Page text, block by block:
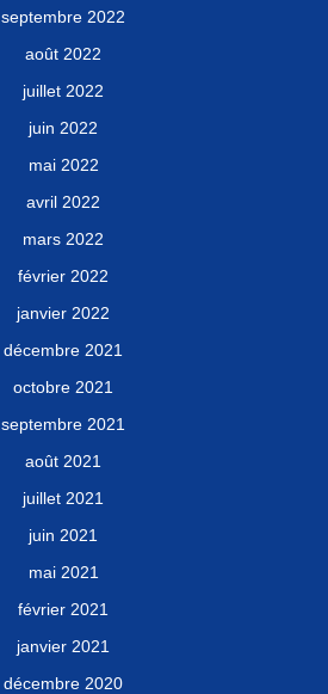
septembre 2022
août 2022
juillet 2022
juin 2022
mai 2022
avril 2022
mars 2022
février 2022
janvier 2022
décembre 2021
octobre 2021
septembre 2021
août 2021
juillet 2021
juin 2021
mai 2021
février 2021
janvier 2021
décembre 2020